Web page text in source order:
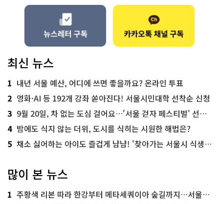
최신 뉴스
1 내년 서울 예산, 어디에 쓰면 좋을까요? 온라인 투표
2 영화·AI 등 192개 강좌 쏟아진다! 서울시민대학 선착순 신청
3 9월 20일, 차 없는 도심 걸어요…'서울 걷자 페스티벌' 선착순 5천명
4 밤에도 식지 않는 더위, 도시를 식히는 시원한 해법은?
5 채소 싫어하는 아이도 즐겁게 냠냠! '찾아가는 서울시 식생활 교육' 현장
많이 본 뉴스
1 주황색 리본 따라 한강부터 메타세쿼이아 숲길까지…서울둘레길 15코스